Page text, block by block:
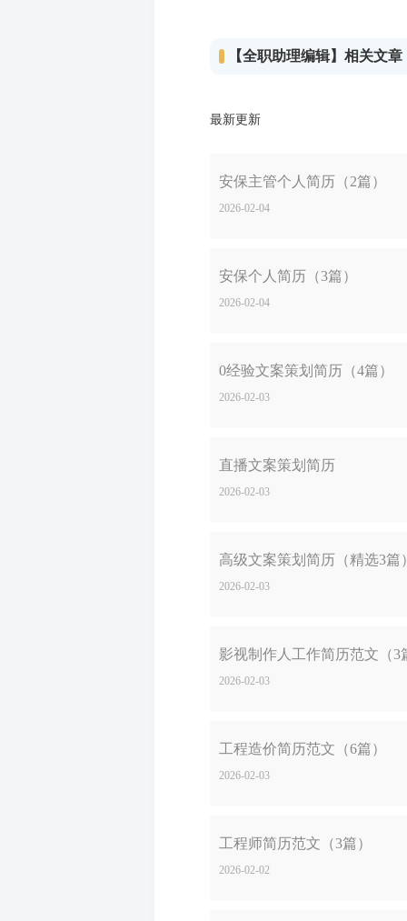
【全职助理编辑】相关文章
最新更新
安保主管个人简历（2篇）
2026-02-04
安保个人简历（3篇）
2026-02-04
0经验文案策划简历（4篇）
2026-02-03
直播文案策划简历
2026-02-03
高级文案策划简历（精选3篇
2026-02-03
影视制作人工作简历范文（3
2026-02-03
工程造价简历范文（6篇）
2026-02-03
工程师简历范文（3篇）
2026-02-02